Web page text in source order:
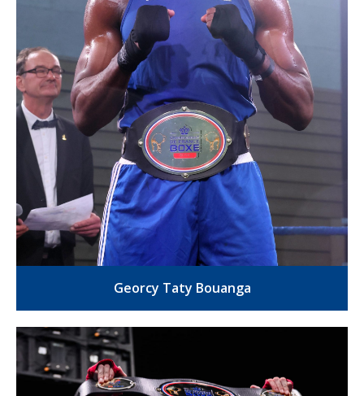
Georcy Taty Bouanga